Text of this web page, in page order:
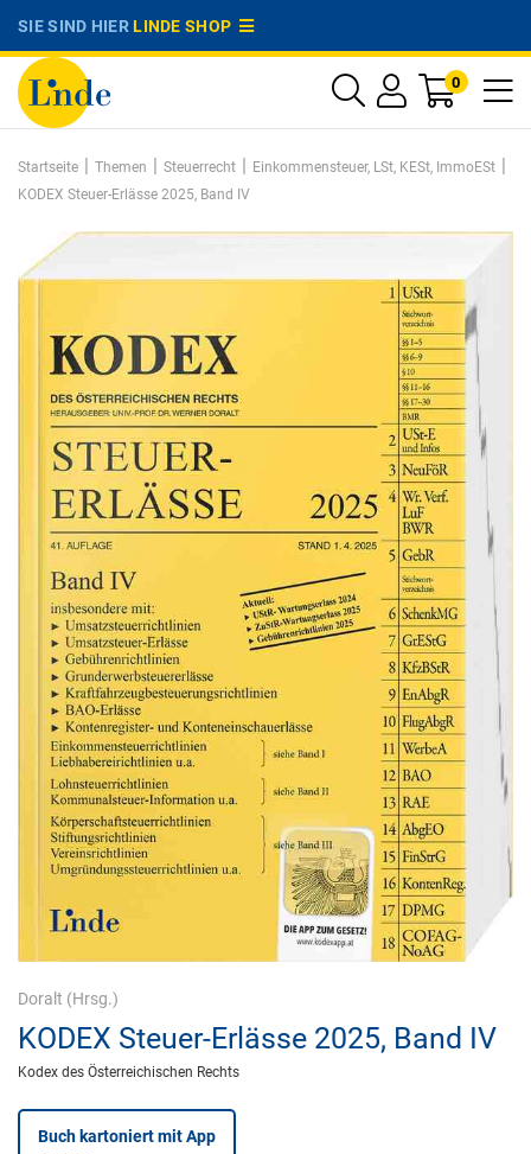
SIE SIND HIERLINDE SHOP
0
Startseite | Themen | Steuerrecht | Einkommensteuer, LSt, KESt, ImmoESt |
KODEX Steuer-Erlässe 2025, Band IV
Doralt (Hrsg.)
KODEX Steuer-Erlässe 2025, Band IV
Kodex des Österreichischen Rechts
Buch kartoniertmit App